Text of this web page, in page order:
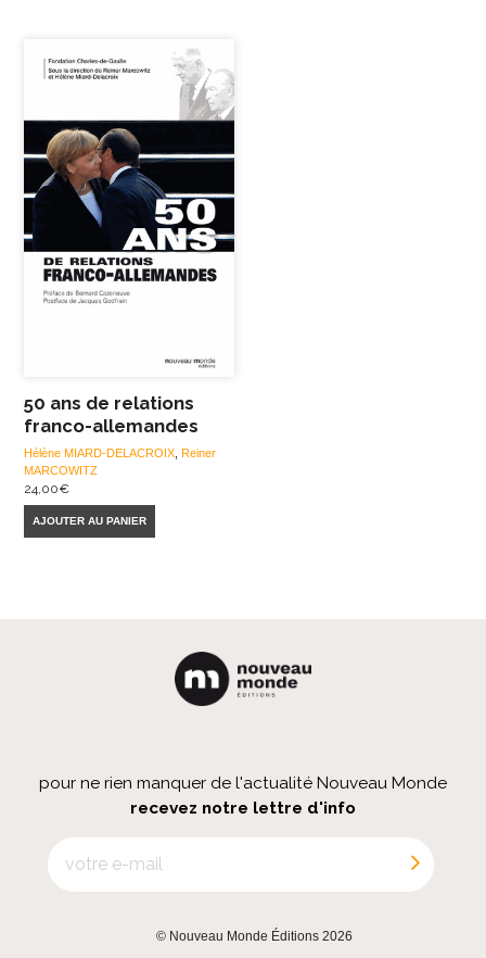
50 ans de relations
franco-allemandes
Hélène MIARD-DELACROIX ,Reiner
MARCOWITZ
24,00€
AJOUTER AU PANIER
pour ne rien manquer de l'actualité Nouveau Monde
recevez notre lettre d'info
© Nouveau Monde Éditions 2026